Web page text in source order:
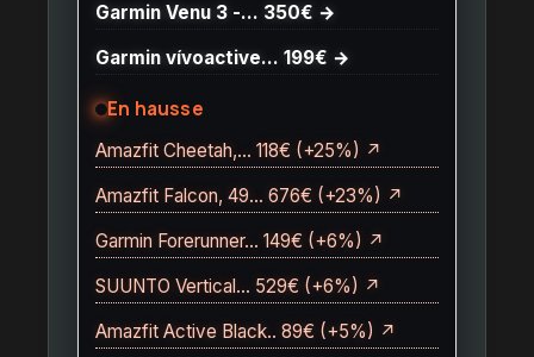
Garmin Venu 3 -… 350€ →
Garmin vívoactive… 199€ →
En hausse
Amazfit Cheetah,… 118€ (+25%) ↗
Amazfit Falcon, 49… 676€ (+23%) ↗
Garmin Forerunner… 149€ (+6%) ↗
SUUNTO Vertical… 529€ (+6%) ↗
Amazfit Active Black.. 89€ (+5%) ↗